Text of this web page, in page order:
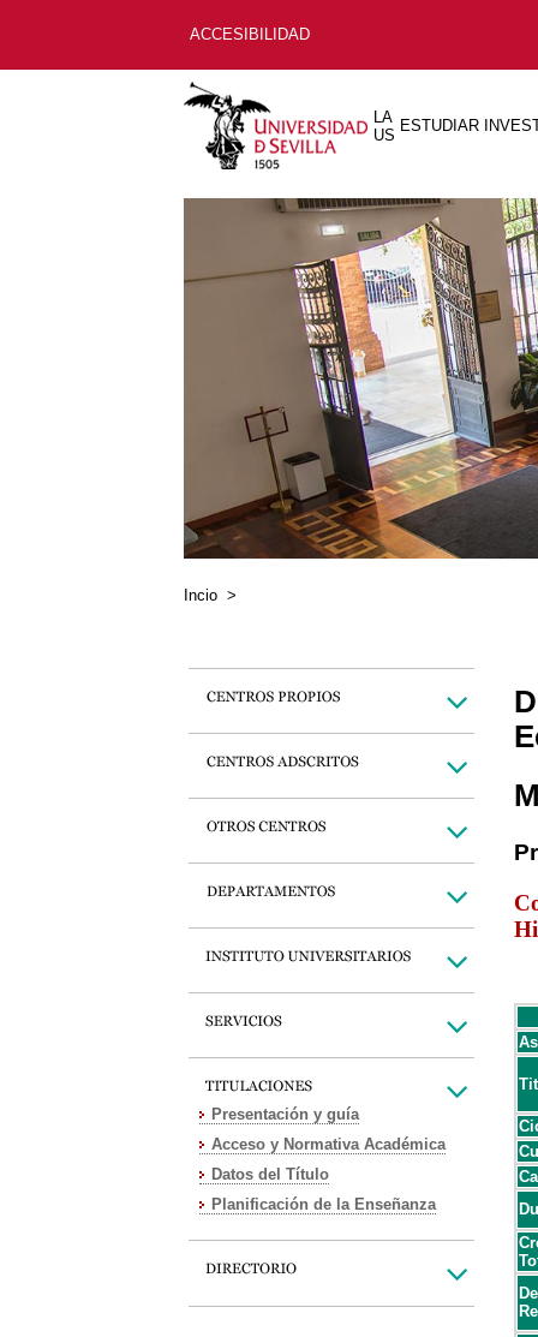
ACCESIBILIDAD
LA
US
ESTUDIAR
Incio >
Presentación y guía
Acceso y Normativa Académica
Datos del Título
Planificación de la Enseñanza